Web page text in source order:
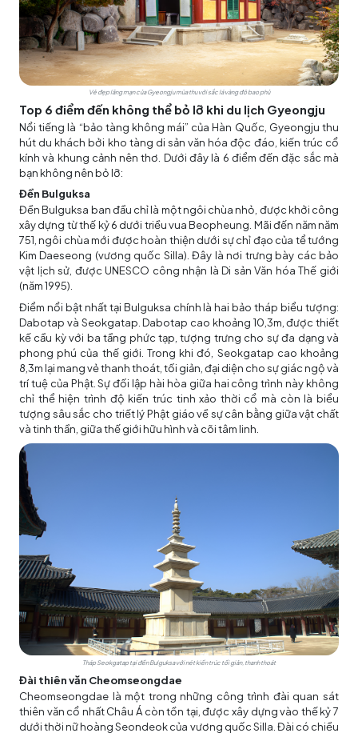
Vẻ đẹp lãng mạn của Gyeongju mùa thu với sắc lá vàng đỏ bao phủ
Top 6 điểm đến không thể bỏ lỡ khi du lịch Gyeongju
Nổi tiếng là “bảo tàng không mái” của Hàn Quốc, Gyeongju thu
hút du khách bởi kho tàng di sản văn hóa độc đáo, kiến trúc cổ
kính và khung cảnh nên thơ. Dưới đây là 6 điểm đến đặc sắc mà
bạn không nên bỏ lỡ:
Đền Bulguksa
Đền Bulguksa ban đầu chỉ là một ngôi chùa nhỏ, được khởi công
xây dựng từ thế kỷ 6 dưới triều vua Beopheung. Mãi đến năm năm
751, ngôi chùa mới được hoàn thiện dưới sự chỉ đạo của tể tướng
Kim Daeseong (vương quốc Silla). Đây là nơi trưng bày các bảo
vật lịch sử, được UNESCO công nhận là Di sản Văn hóa Thế giới
(năm 1995).
Điểm nổi bật nhất tại Bulguksa chính là hai bảo tháp biểu tượng:
Dabotap và Seokgatap. Dabotap cao khoảng 10,3m, được thiết
kế cầu kỳ với ba tầng phức tạp, tượng trưng cho sự đa dạng và
phong phú của thế giới. Trong khi đó, Seokgatap cao khoảng
8,3m lại mang vẻ thanh thoát, tối giản, đại diện cho sự giác ngộ và
trí tuệ của Phật. Sự đối lập hài hòa giữa hai công trình này không
chỉ thể hiện trình độ kiến trúc tinh xảo thời cổ mà còn là biểu
tượng sâu sắc cho triết lý Phật giáo về sự cân bằng giữa vật chất
và tinh thần, giữa thế giới hữu hình và cõi tâm linh.
Tháp Seokgatap tại đền Bulguksa với nét kiến trúc tối giản, thanh thoát
Đài thiên văn Cheomseongdae
Cheomseongdae là một trong những công trình đài quan sát
thiên văn cổ nhất Châu Á còn tồn tại, được xây dựng vào thế kỷ 7
dưới thời nữ hoàng Seondeok của vương quốc Silla. Đài có chiều